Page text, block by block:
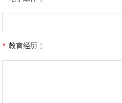
* 教育经历 ：